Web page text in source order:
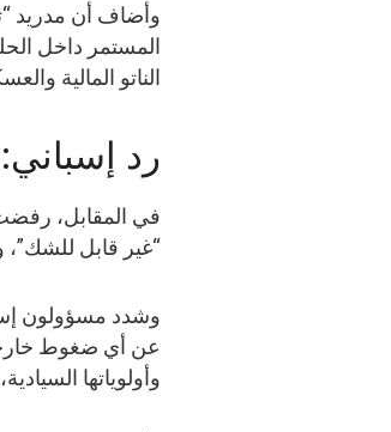
وأضاف أن مدريد
المستمر داخل
الناتو المالية
رد إسباني:
في المقابل، رفضت
“غير قابل للشك”،
وشدد مسؤولون
عن أي ضغوط
وأولوياتها